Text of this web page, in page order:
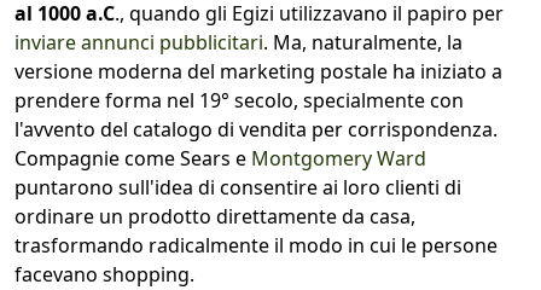
al 1000 a.C., quando gli Egizi utilizzavano il papiro per
inviare annunci pubblicitari. Ma, naturalmente, la
versione moderna del marketing postale ha iniziato a
prendere forma nel 19° secolo, specialmente con
l'avvento del catalogo di vendita per corrispondenza.
Compagnie come Sears e Montgomery Ward
puntarono sull'idea di consentire ai loro clienti di
ordinare un prodotto direttamente da casa,
trasformando radicalmente il modo in cui le persone
facevano shopping.